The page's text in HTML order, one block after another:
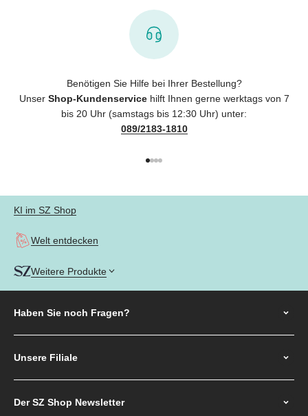
Benötigen Sie Hilfe bei Ihrer Bestellung?
Unser Shop-Kundenservicehilft Ihnen gerne werktags von 7
bis 20 Uhr (samstags bis 12:30 Uhr) unter:
089/2183-1810
KI im SZ Shop
Welt entdecken
Weitere Produkte
Haben Sie noch Fragen?
Unsere Filiale
Der SZ Shop Newsletter